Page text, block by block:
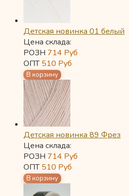
Детская новинка 01 белый
Цена склада:
РОЗН 714 Руб
ОПТ510 Руб
Детская новинка 89 Фрез
Цена склада:
РОЗН 714 Руб
ОПТ510 Руб